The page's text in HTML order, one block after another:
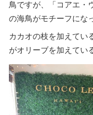
鳥ですが、「コアエ・
の海鳥がモチーフにな
カカオの枝を加えてい
がオリーブを加えてい